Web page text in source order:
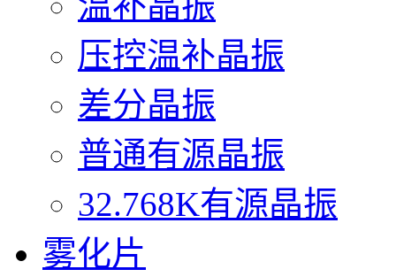
压控温补晶振
差分晶振
普通有源晶振
32.768K有源晶振
雾化片